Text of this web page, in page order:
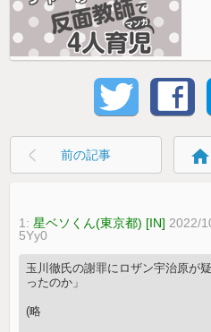
前の記事 home
1:星ベソくん(東京都) [IN] 2022/
5Yy0
玉川徹氏の謝罪にロザン宇治原が
ったのか」
(略